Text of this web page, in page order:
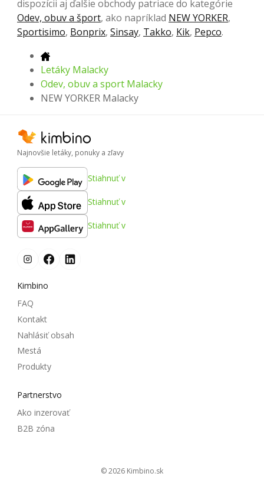
dispozícii aj ďalšie obchody patriace do kategórie
Odev, obuv a šport, ako napríklad NEW YORKER,
Sportisimo, Bonprix, Sinsay, Takko, Kik, Pepco.
Letáky Malacky
Odev, obuv a sport Malacky
NEW YORKER Malacky
Najnovšie letáky, ponuky a zľavy
Stiahnuť v
Stiahnuť v
Stiahnuť v
Kimbino
FAQ
Kontakt
Nahlásiť obsah
Mestá
Produkty
Partnerstvo
Ako inzerovať
B2B zóna
© 2026
kimbino.sk